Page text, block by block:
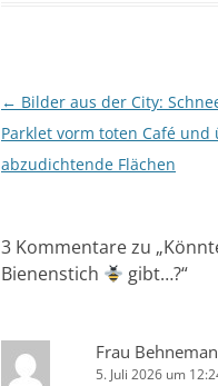
Beitragsnavigation
← Bilder aus der City:
Parklet vorm toten Café
abzudichtende Flächen
3 Kommentare zu „
Bienenstich
gibt…?“
Frau
5. Juli 2026 um